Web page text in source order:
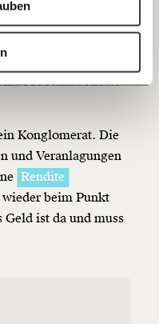
40€
100€
verschenken.
deiner
Format, welche Du
und verschenken
plank/
Möbelhauskette
Konglomerat. Die
und Veranlagungen
Rendite
beim Punkt
ist da und muss